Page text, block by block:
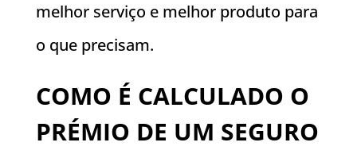
melhor serviço e melhor produto para
o que precisam.
COMO É CALCULADO O
PRÉMIO DE UM SEGURO